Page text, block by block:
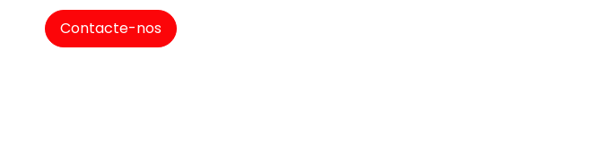
Contacte-nos